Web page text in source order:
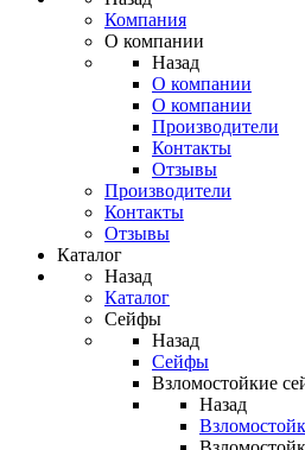
Компания
О компании
Назад
О компании
О компании
Производители
Контакты
Отзывы
Производители
Контакты
Отзывы
Каталог
Назад
Каталог
Сейфы
Назад
Сейфы
Взломостойкие
Назад